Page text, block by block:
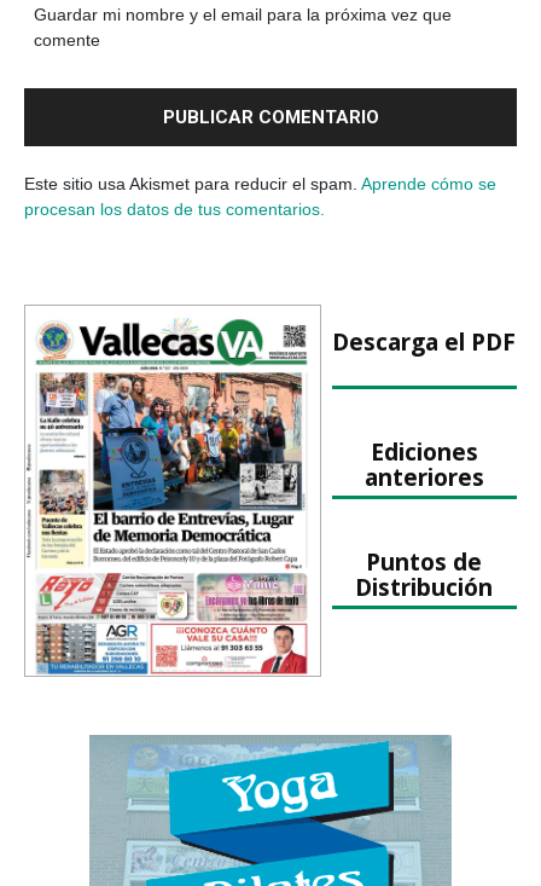
Guardar mi nombre y el email para la próxima vez que
comente
Este sitio usa Akismet para reducir el spam. Aprende cómo se
procesan los datos de tus comentarios.
Descarga el PDF
Ediciones
anteriores
Puntos de
Distribución